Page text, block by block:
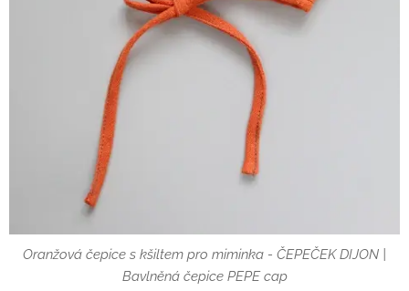
Oranžová čepice s kšiltem pro miminka - ČEPEČEK DIJON |
Bavlněná čepice PEPE cap
ČEPEČEK DIJON - oranžová čepice s kšiltem pro miminka
ČEPEČEK DIJON - oranžová čepice s kšiltem pro miminka
ČEPEČEK DIJON - oranžová čepice s kšiltem pro miminka